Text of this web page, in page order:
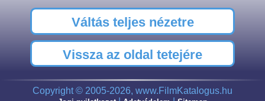
Váltás teljes nézetre
Vissza az oldal tetejére
Copyright © 2005-2026, www.FilmKatalogus.hu